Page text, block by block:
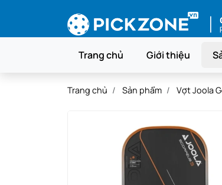
Trang chủ Giới thiệu
Trang chủ Sản phẩm Vợt Joola